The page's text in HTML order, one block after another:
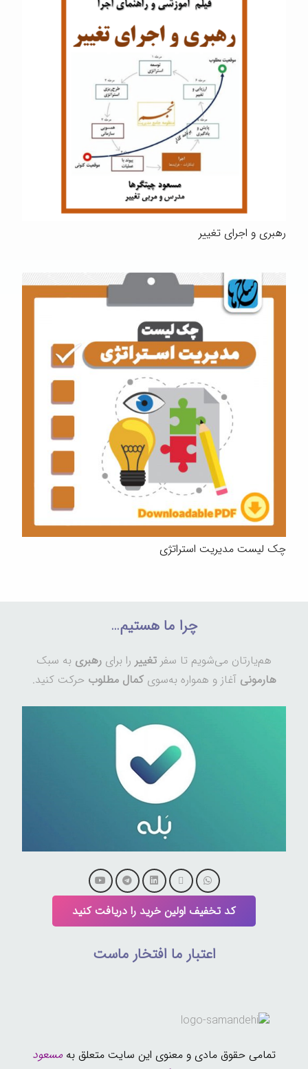
رهبری و اجرای تغییر
چک لیست مدیریت استراتژی
چرا ما هستیم…
هم‌یارتان می‌شویم تا سفر تغییر را برای رهبری به سبک
هارمونی آغاز و همواره به‌سوی کمال مطلوب حرکت کنید.
کد تخفیف اولین خرید را دریافت کنید
اعتبار ما افتخار ماست
تمامی حقوق مادی و معنوی این سایت متعلق به مسعود